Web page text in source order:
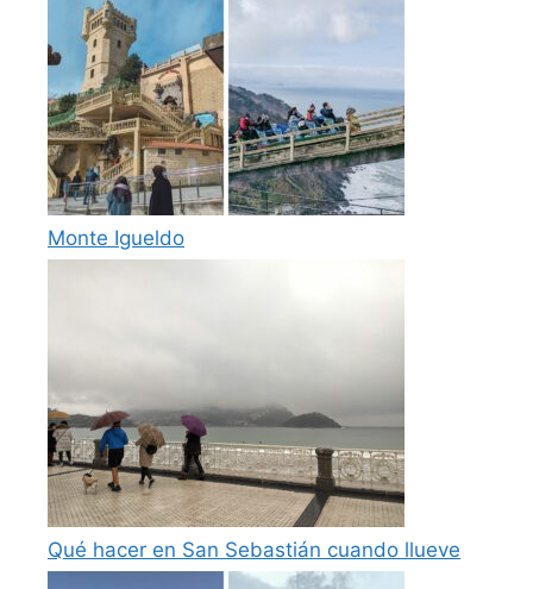
Monte Igueldo
Qué hacer en San Sebastián cuando llueve